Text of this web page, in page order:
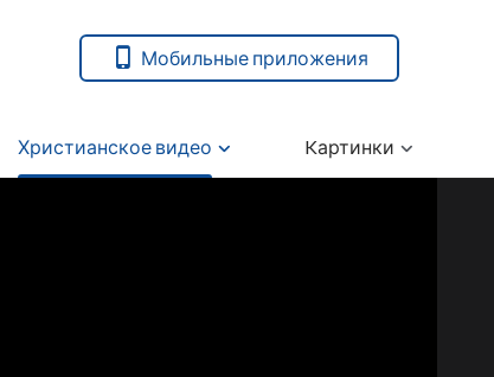
Мобильные приложения
Христианское видео Kартинки